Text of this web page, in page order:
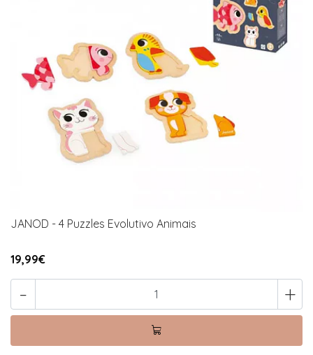
JANOD - 4 Puzzles Evolutivo Animais
19,99€
- +